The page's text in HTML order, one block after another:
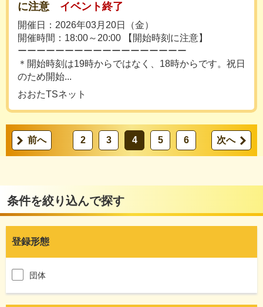
に注意
イベント終了
開催日：2026年03月20日（金）
開催時間：18:00～20:00 【開始時刻に注意】
ーーーーーーーーーーーーーーーーーー
＊開始時刻は19時からではなく、18時からです。祝日
のため開始...
おおたTSネット
前へ 2 3 4 5 6 次へ
条件を絞り込んで探す
登録形態
団体